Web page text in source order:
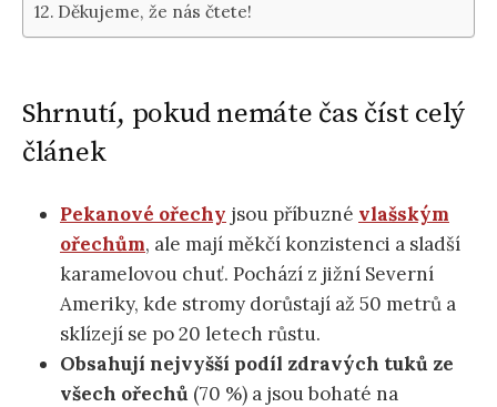
Děkujeme, že nás čtete!
Shrnutí, pokud nemáte čas číst celý
článek
Pekanové ořechy jsou příbuzné vlašským
ořechům, ale mají měkčí konzistenci a sladší
karamelovou chuť. Pochází z jižní Severní
Ameriky, kde stromy dorůstají až 50 metrů a
sklízejí se po 20 letech růstu.
Obsahují nejvyšší podíl zdravých tuků ze
všech ořechů (70 %) a jsou bohaté na